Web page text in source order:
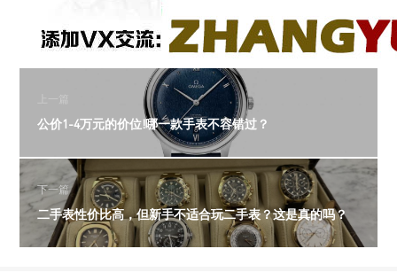
上一篇
公价1-4万元的价位!哪一款手表不容错过？
下一篇
二手表性价比高，但新手不适合玩二手表？这是真的吗？